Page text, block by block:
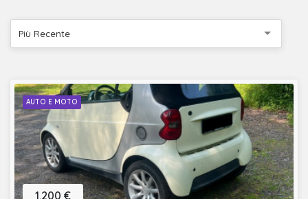
Più Recente
AUTO E MOTO
1.200 €